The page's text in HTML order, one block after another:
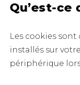
Qu’est-ce
Les cookies
installés sur
périphérique